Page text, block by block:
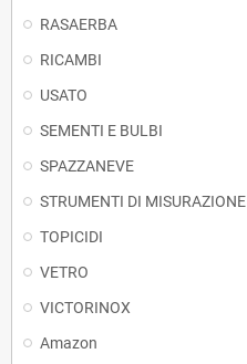
RASAERBA
RICAMBI
USATO
SEMENTI E BULBI
SPAZZANEVE
STRUMENTI DI MISURAZIONE
TOPICIDI
VETRO
VICTORINOX
Amazon